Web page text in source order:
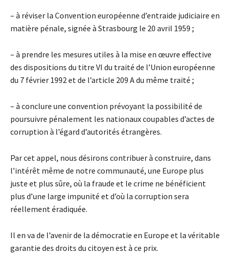
– à réviser la Convention européenne d’entraide judiciaire en
matière pénale, signée à Strasbourg le 20 avril 1959 ;
– à prendre les mesures utiles à la mise en œuvre effective
des dispositions du titre VI du traité de l’Union européenne
du 7 février 1992 et de l’article 209 A du même traité ;
– à conclure une convention prévoyant la possibilité de
poursuivre pénalement les nationaux coupables d’actes de
corruption à l’égard d’autorités étrangères.
Par cet appel, nous désirons contribuer à construire, dans
l’intérêt même de notre communauté, une Europe plus
juste et plus sûre, où la fraude et le crime ne bénéficient
plus d’une large impunité et d’où la corruption sera
réellement éradiquée.
Il en va de l’avenir de la démocratie en Europe et la véritable
garantie des droits du citoyen est à ce prix.